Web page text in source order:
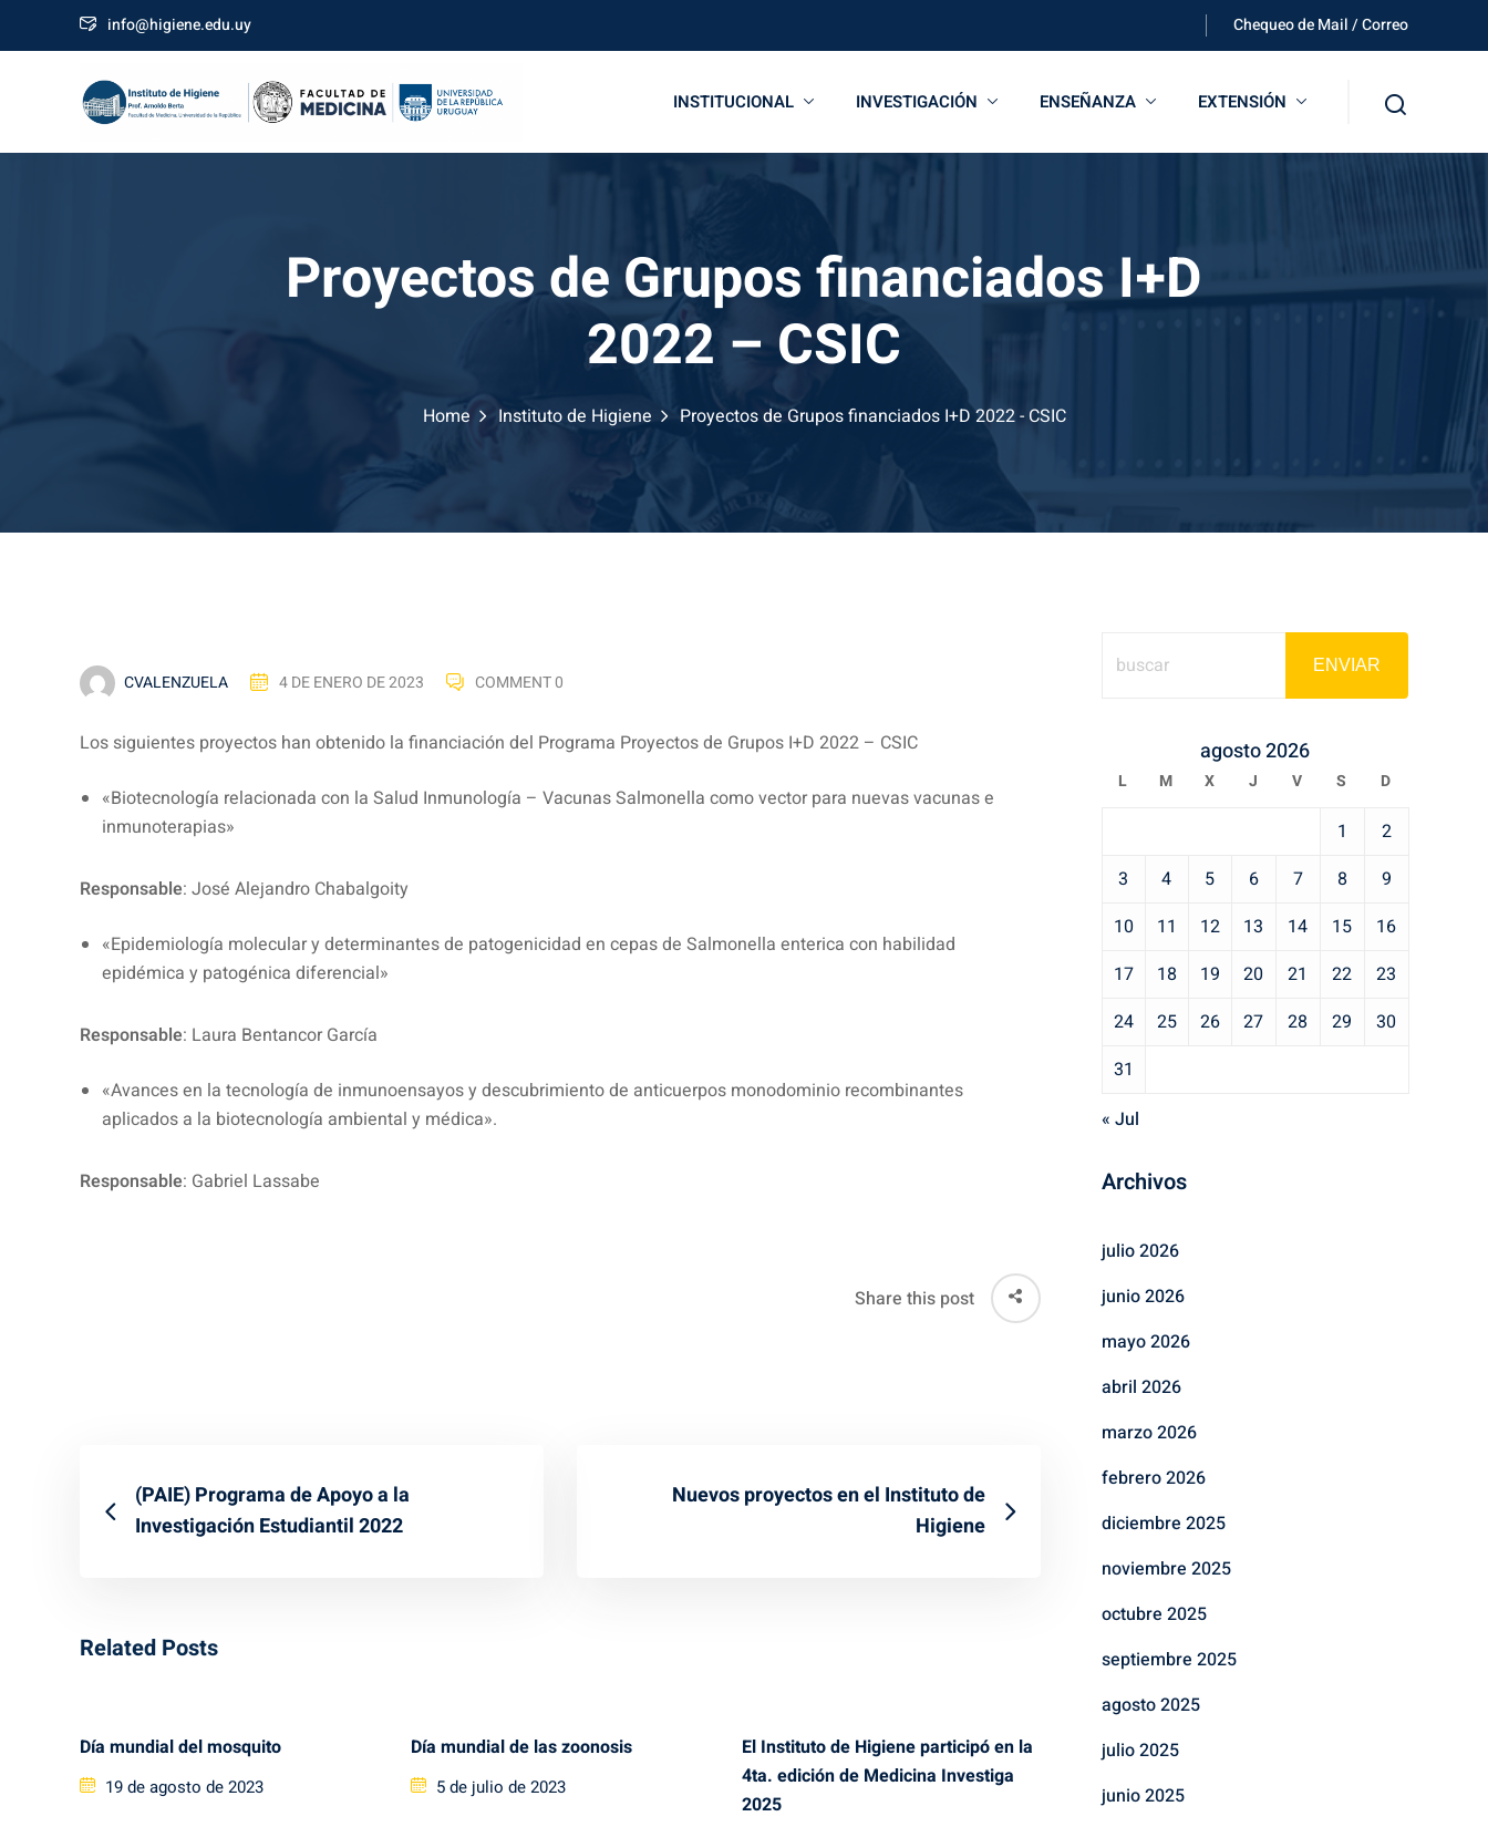
info@higiene.edu.uy Chequeo de Mail / Correo
INSTITUCIONAL INVESTIGACIÓN ENSEÑANZA EXTENSIÓN
Proyectos de Grupos financiados I+D
2022 – CSIC
Home Instituto de Higiene Proyectos de Grupos financiados I+D 2022 - CSIC
CVALENZUELA 4 DE ENERO DE 2023 COMMENT 0
Los siguientes proyectos han obtenido la financiación del Programa Proyectos de Grupos I+D 2022 – CSIC
«Biotecnología relacionada con la Salud Inmunología – Vacunas Salmonella como vector para nuevas vacunas e
inmunoterapias»
Responsable: José Alejandro Chabalgoity
«Epidemiología molecular y determinantes de patogenicidad en cepas de Salmonella enterica con habilidad
epidémica y patogénica diferencial»
Responsable: Laura Bentancor García
«Avances en la tecnología de inmunoensayos y descubrimiento de anticuerpos monodominio recombinantes
aplicados a la biotecnología ambiental y médica».
Responsable: Gabriel Lassabe
Share this post
(PAIE) Programa de Apoyo a la
Investigación Estudiantil 2022
Nuevos proyectos en el Instituto de
Higiene
Related Posts
Día mundial del mosquito
Posted
19 de agosto de 2023
Día mundial de las zoonosis
Posted
5 de julio de 2023
El Instituto de Higiene participó en la
4ta. edición de Medicina Investiga
2025
ENVIAR
agosto 2026
L M X J V S D
1
2
3
4 5 6 7 8
9
10
11 12 13 14 15
16
17
18 19 20 21 22
23
24
25 26 27 28 29
30
31
« Jul
Archivos
julio 2026
junio 2026
mayo 2026
abril 2026
marzo 2026
febrero 2026
diciembre 2025
noviembre 2025
octubre 2025
septiembre 2025
agosto 2025
julio 2025
junio 2025